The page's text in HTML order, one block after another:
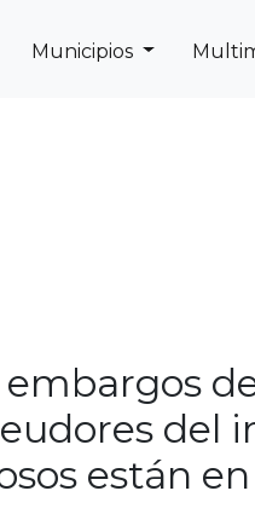
Municipios
del
están